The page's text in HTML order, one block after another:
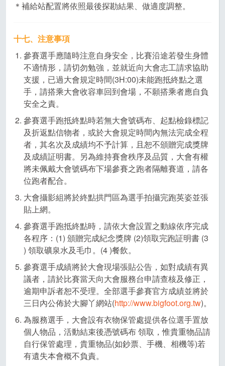
＊補給站配置將依照最後探勘結果、做適度調整。
十七、注意事項
參賽選手應隨時注意自身安全，比賽沿途若發生身體
不適情形，請切勿勉強，並就近向大會志工請求協助
支援，已過大會規定時間(3H:00)未能跑抵終點之選
手，請搭乘大會收容車回到會場，不願搭乘者應自負
安全之責。
參賽選手跑抵終點時若無大會號碼布、起點檢錄標記
及折返點信物者，或於大會規定時間內無法完成全程
者，其名次及成績均不予計算，且恕不頒贈完成獎牌
及成績証明書。另為維持賽會秩序及品質，大會有權
將未佩戴大會號碼布下場參賽之跑者隔離賽道，請各
位跑者配合。
大會攝影組將於終點拱門區為選手拍攝完跑英姿並張
貼上網。
參賽選手跑抵終點時，請依大會設置之動線依序完成
各程序：(1) 頒贈完成紀念獎牌 (2)領取完跑証明書 (3
) 領取礦泉水及毛巾。(4 )餐飲。
參賽選手成績將於大會現場張貼公告，如對成績有異
議者，請於比賽當天向大會服務台申請查核及修正，
逾期申訴者恕不受理。全部選手參賽官方成績並將於
三日內公佈於大腳丫網站(http://www.bigfoot.org.tw)。
為服務選手，大會設有衣物保管處提供各位選手置放
個人物品，活動結束後憑號碼布 領取，惟貴重物品請
自行保管處理，貴重物品(如鈔票、手機、相機等)若
有遺失本會概不負責。